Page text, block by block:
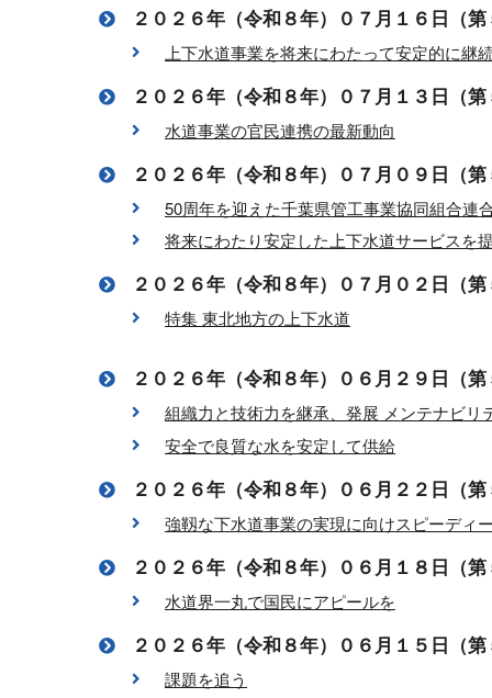
２０２６年（令和８年）０７月１６日（
上下水道事業を将来にわたって安定的に継
２０２６年（令和８年）０７月１３日（
水道事業の官民連携の最新動向
２０２６年（令和８年）０７月０９日（
50周年を迎えた千葉県管工事業協同組合連
将来にわたり安定した上下水道サービスを
２０２６年（令和８年）０７月０２日（
特集 東北地方の上下水道
２０２６年（令和８年）０６月２９日（
組織力と技術力を継承、発展 メンテナビリ
安全で良質な水を安定して供給
２０２６年（令和８年）０６月２２日（
強靱な下水道事業の実現に向けスピーディ
２０２６年（令和８年）０６月１８日（
水道界一丸で国民にアピールを
２０２６年（令和８年）０６月１５日（
課題を追う